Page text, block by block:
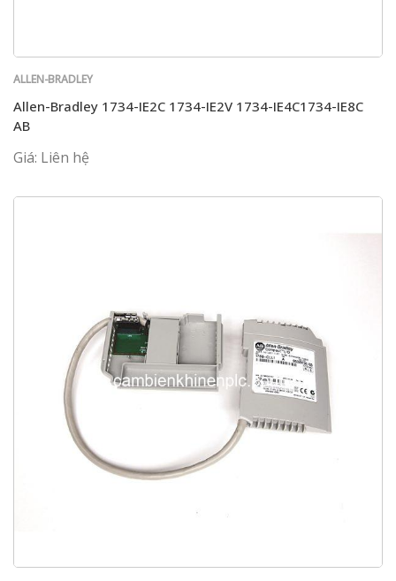
ALLEN-BRADLEY
Allen-Bradley 1734-IE2C 1734-IE2V 1734-IE4C1734-IE8C
AB
Giá: Liên hệ